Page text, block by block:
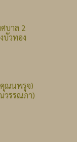
บาล 2
วทอง
คุณนพรุจ)
วรรณภา)